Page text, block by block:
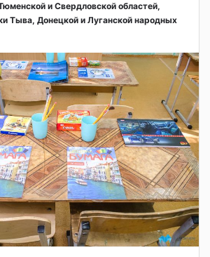
и Свердловской областей,
Тыва, Донецкой и Луганской народных